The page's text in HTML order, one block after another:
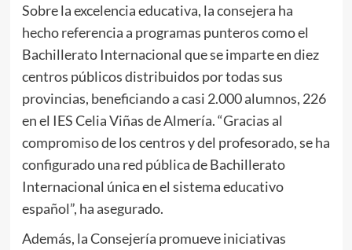
Sobre la excelencia educativa, la consejera ha
hecho referencia a programas punteros como el
Bachillerato Internacional que se imparte en diez
centros públicos distribuidos por todas sus
provincias, beneficiando a casi 2.000 alumnos, 226
en el IES Celia Viñas de Almería. “Gracias al
compromiso de los centros y del profesorado, se ha
configurado una red pública de Bachillerato
Internacional única en el sistema educativo
español”, ha asegurado.
Además, la Consejería promueve iniciativas